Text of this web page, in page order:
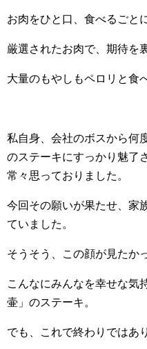
お肉をひと口、食べるごと
厳選されたお肉で、期待を
大量のもやしもペロリと食
私自身、会社のボスから何
のステーキにすっかり魅了
常々思っておりました。
今回その願いが果たせ、家
ていました。
そうそう、この顔が見たか
こんなにみんなを幸せな気
壷」のステーキ。
でも、これで終わりではあ